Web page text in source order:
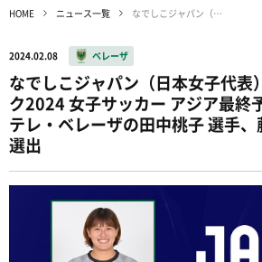
HOME ニュース一覧 なでしこジャパン（日本女子代表）パリオリンピック2024 女子サッカー アジア最終予選メンバーに日テレ・ベレーザの田中桃子 選手、藤野あおば 選手が選出
2024.02.08 ベレーザ
なでしこジャパン（日本女子代表
ク2024 女子サッカー アジア最終
テレ・ベレーザの田中桃子 選手
選出